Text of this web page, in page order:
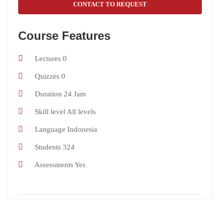
CONTACT TO REQUEST
Course Features
Lectures 0
Quizzes 0
Duration 24 Jam
Skill level All levels
Language Indonesia
Students 324
Assessments Yes